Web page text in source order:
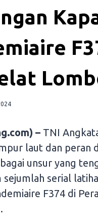
– TNI
laut dan peran
unsur yang
serial
F374 di